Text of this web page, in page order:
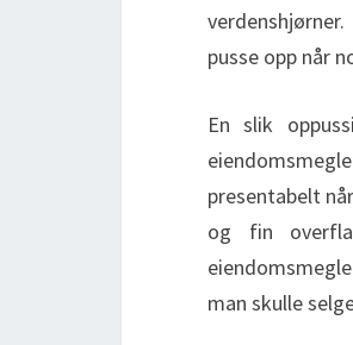
pusse opp når
En slik
presentabelt
og fin
man skulle